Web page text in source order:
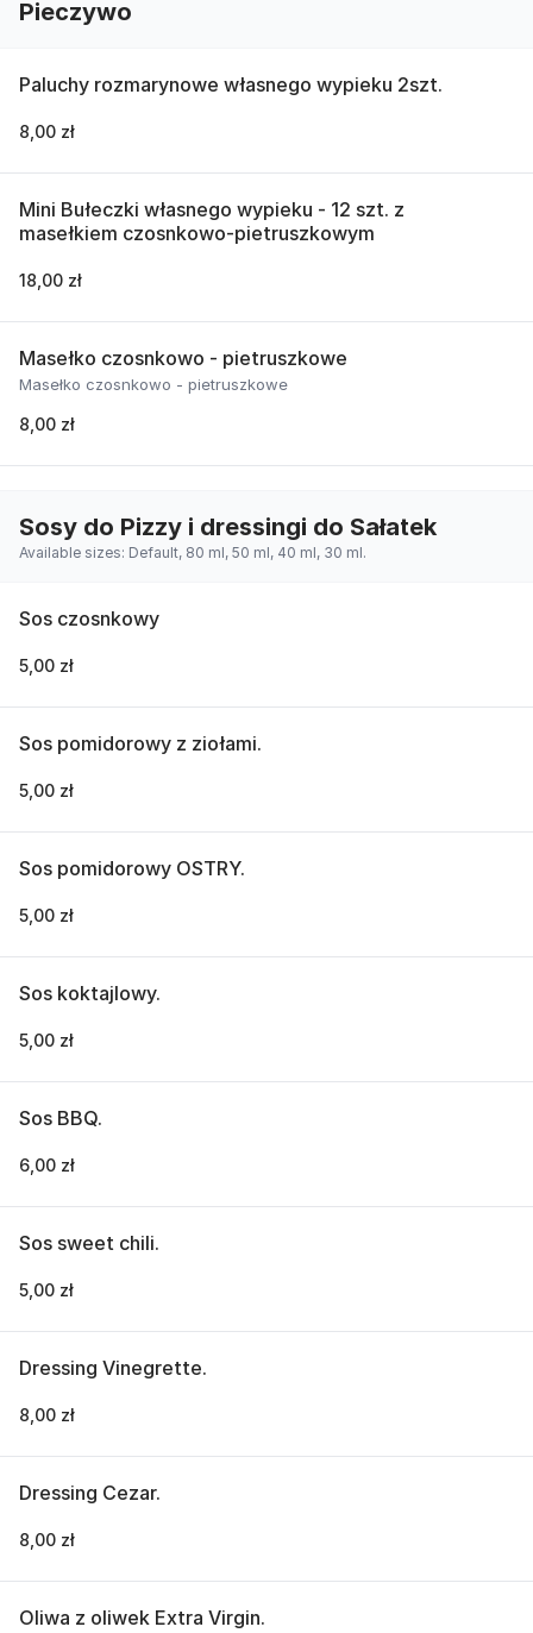
Pieczywo
Paluchy rozmarynowe własnego wypieku 2szt.
8,00 zł
Mini Bułeczki własnego wypieku - 12 szt. z
masełkiem czosnkowo-pietruszkowym
18,00 zł
Masełko czosnkowo - pietruszkowe
Masełko czosnkowo - pietruszkowe
8,00 zł
Sosy do Pizzy i dressingi do Sałatek
Available sizes: Default, 80 ml, 50 ml, 40 ml, 30 ml.
Sos czosnkowy
5,00 zł
Sos pomidorowy z ziołami.
5,00 zł
Sos pomidorowy OSTRY.
5,00 zł
Sos koktajlowy.
5,00 zł
Sos BBQ.
6,00 zł
Sos sweet chili.
5,00 zł
Dressing Vinegrette.
8,00 zł
Dressing Cezar.
8,00 zł
Oliwa z oliwek Extra Virgin.